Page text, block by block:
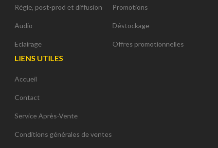
Régie, post-prod et diffusion
Audio
Eclairage
Promotions
Déstockage
Offres promotionnelles
LIENS UTILES
Accueil
Contact
Service Après-Vente
Conditions générales de ventes